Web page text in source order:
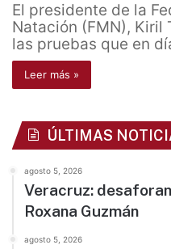
El presidente de la
Natación (FMN), Kiril
las pruebas que en
Leer más »
ÚLTIMAS
agosto 5, 2026
Veracruz:
Roxana Guzmán
agosto 5, 2026